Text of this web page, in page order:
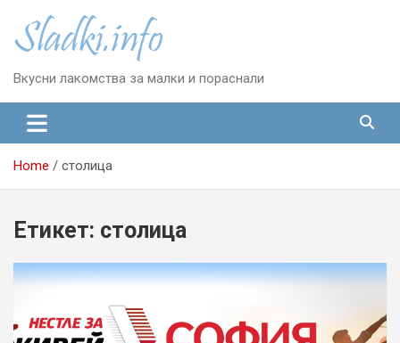
content
Вкусни лакомства за малки и пораснали
Home столица
Етикет: столица